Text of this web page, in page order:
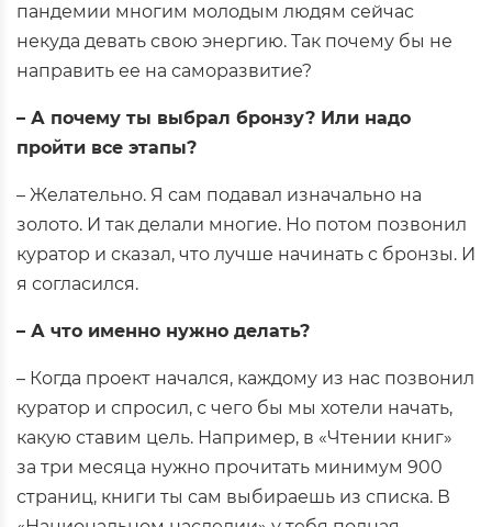
пандемии многим молодым людям сейчас
некуда девать свою энергию. Так почему бы не
направить ее на саморазвитие?
– А почему ты выбрал бронзу? Или надо
пройти все этапы?
– Желательно. Я сам подавал изначально на
золото. И так делали многие. Но потом позвонил
куратор и сказал, что лучше начинать с бронзы. И
я согласился.
– А что именно нужно делать?
– Когда проект начался, каждому из нас позвонил
куратор и спросил, с чего бы мы хотели начать,
какую ставим цель. Например, в «Чтении книг»
за три месяца нужно прочитать минимум 900
страниц, книги ты сам выбираешь из списка. В